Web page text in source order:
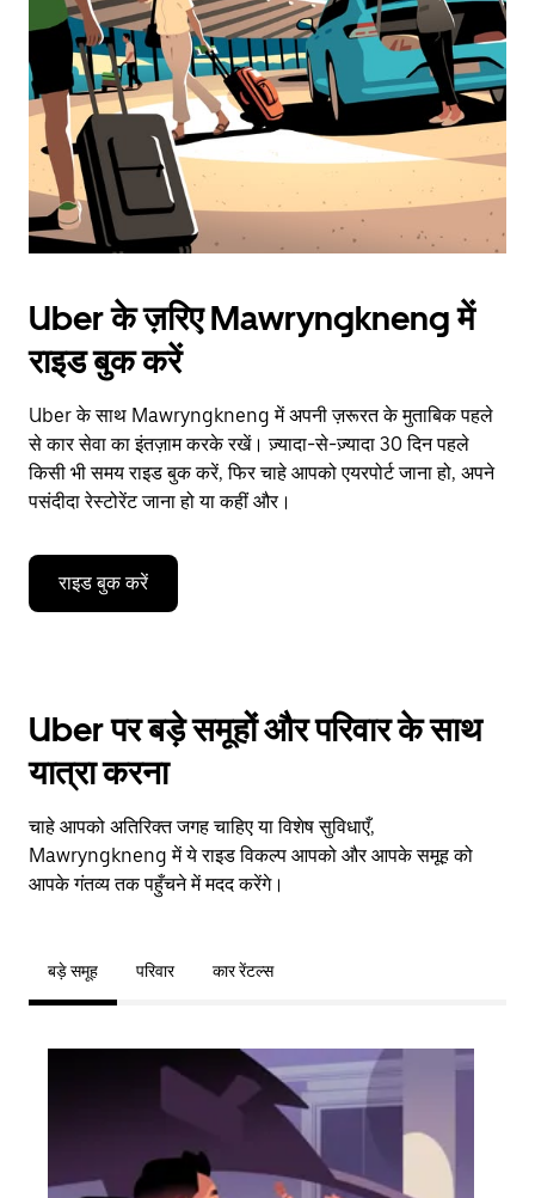
escape
button
close
the
calendar.
Uber के ज़रिए Mawryngkneng में
राइड बुक करें
Uber के साथ Mawryngkneng में अपनी ज़रूरत के मुताबिक पहले
से कार सेवा का इंतज़ाम करके रखें। ज़्यादा-से-ज़्यादा 30 दिन पहले
किसी भी समय राइड बुक करें, फिर चाहे आपको एयरपोर्ट जाना हो, अपने
पसंदीदा रेस्टोरेंट जाना हो या कहीं और।
राइड बुक करें
Uber पर बड़े समूहों और परिवार के साथ
यात्रा करना
चाहे आपको अतिरिक्त जगह चाहिए या विशेष सुविधाएँ,
Mawryngkneng में ये राइड विकल्प आपको और आपके समूह को
आपके गंतव्य तक पहुँचने में मदद करेंगे।
बड़े समूह परिवार कार रेंटल्स